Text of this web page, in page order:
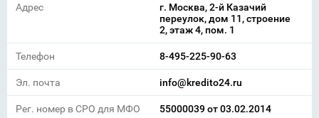
Адрес
г. Москва, 2-й Казачий
переулок, дом 11, строение
2, этаж 4, пом. 1
Телефон 8-495-225-90-63
Эл. почта info@kredito24.ru
Рег. номер в СРО для МФО 55000039 от 03.02.2014